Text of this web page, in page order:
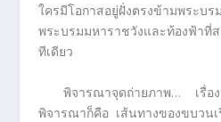
ใครมีโอกาสอยู่ฝั่งตรงข้ามพระบ
พระบรมมหาราชวังและท้องฟ้าที่
ทีเดียว
พิจารณาจุดถ่ายภาพ… เรื่
พิจารณาก็คือ เส้นทางของขบวน